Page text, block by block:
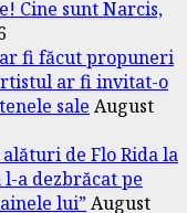
Cine sunt Narcis,
ar fi făcut propuneri
ar fi invitat-o
sale August
de Flo Rida la
a dezbrăcat pe
lui”August